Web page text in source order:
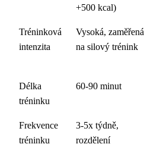
+500 kcal)
Tréninková
intenzita
Vysoká, zaměřená
na silový trénink
Délka
tréninku
60-90 minut
Frekvence
tréninku
3-5x týdně,
rozdělení